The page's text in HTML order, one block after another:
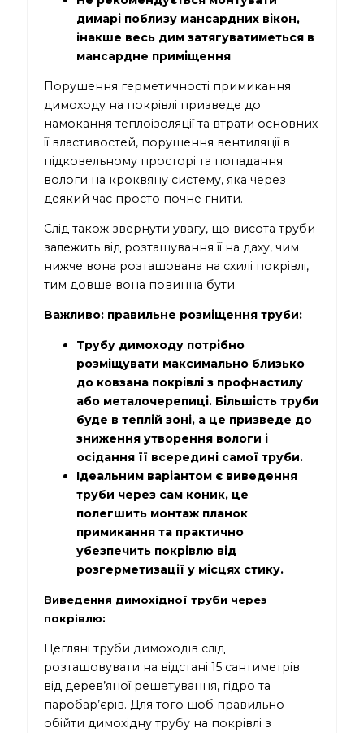
димарі поблизу мансардних вікон,
інакше весь дим затягуватиметься в
мансардне приміщення
Порушення герметичності примикання
димоходу на покрівлі призведе до
намокання теплоізоляції та втрати основних
її властивостей, порушення вентиляції в
підковельному просторі та попадання
вологи на кроквяну систему, яка через
деякий час просто почне гнити.
Слід також звернути увагу, що висота труби
залежить від розташування її на даху, чим
нижче вона розташована на схилі покрівлі,
тим довше вона повинна бути.
Важливо: правильне розміщення труби:
Трубу димоходу потрібно
розміщувати максимально близько
до ковзана покрівлі з профнастилу
або металочерепиці. Більшість труби
буде в теплій зоні, а це призведе до
зниження утворення вологи і
осідання її всередині самої труби.
Ідеальним варіантом є виведення
труби через сам коник, це
полегшить монтаж планок
примикання та практично
убезпечить покрівлю від
розгерметизації у місцях стику.
Виведення димохідної труби через
покрівлю:
Цегляні труби димоходів слід
розташовувати на відстані 15 сантиметрів
від дерев’яної решетування, гідро та
паробар’єрів. Для того щоб правильно
обійти димохідну трубу на покрівлі з